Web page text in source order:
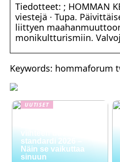
Tiedotteet: ; HOMMAN
viestejä · Tupa.
liittyen
monikultturismiin.
Keywords: hommaforum
UUTISET
viihteen uusi
standardi 2026 –
Näin se vaikuttaa
sinuun